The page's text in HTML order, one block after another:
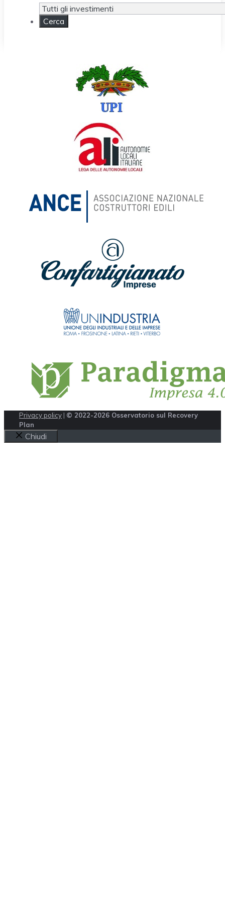
Privacy policy | © 2022-2026 Osservatorio sul Recovery
Plan
Chiudi